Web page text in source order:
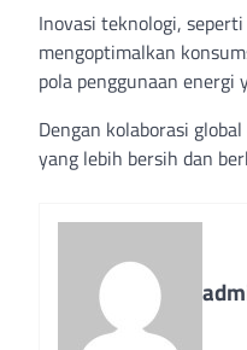
Inovasi teknologi,
mengoptimalkan
pola penggunaan energi
Dengan kolaborasi
yang lebih bersih dan